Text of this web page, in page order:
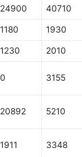
24900 40710
1180 1930
1230 2010
0 3155
20892 5210
1911 3348